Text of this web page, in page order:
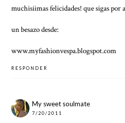
muchisiimas felicidades! que sigas por
un besazo desde:
www.myfashionvespa.blogspot.com
RESPONDER
My sweet soulmate
7/20/2011